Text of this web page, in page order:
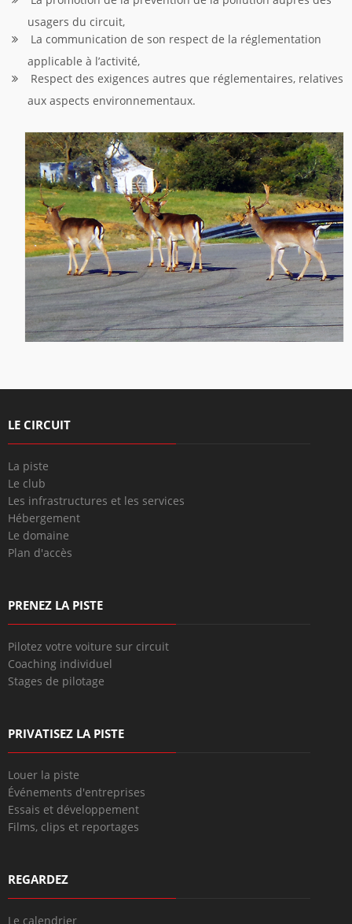
usagers du circuit,
La communication de son respect de la réglementation
applicable à l’activité,
Respect des exigences autres que réglementaires, relatives
aux aspects environnementaux.
LE CIRCUIT
La piste
Le club
Les infrastructures et les services
Hébergement
Le domaine
Plan d'accès
PRENEZ LA PISTE
Pilotez votre voiture sur circuit
Coaching individuel
Stages de pilotage
PRIVATISEZ LA PISTE
Louer la piste
Événements d'entreprises
Essais et développement
Films, clips et reportages
REGARDEZ
Le calendrier